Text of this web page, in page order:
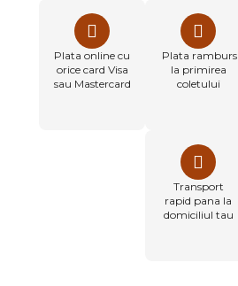
Plata online cu
orice card Visa
sau Mastercard
Plata ramburs
la primirea
coletului
Transport
rapid pana la
domiciliul tau